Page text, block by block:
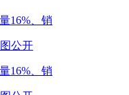
16%、销
公开
16%、销